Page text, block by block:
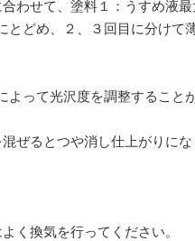
わせて、塗料１：うすめ液
どめ、２、３回目に分けて
よって光沢度を調整するこ
ぜるとつや消し仕上がりに
く換気を行ってください。